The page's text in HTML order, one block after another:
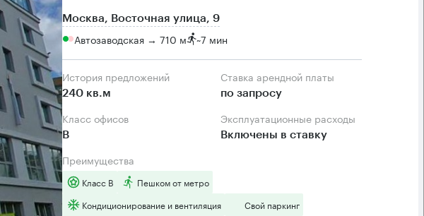
Москва, Восточная улица, 9
Автозаводская → 710 м ~7 мин
История предложений
240 кв.м
Ставка арендной платы
по запросу
Класс офисов
B
Эксплуатационные расходы
Включены в ставку
Преимущества
Класс B
Пешком от метро
Кондиционирование и вентиляция
Свой паркинг